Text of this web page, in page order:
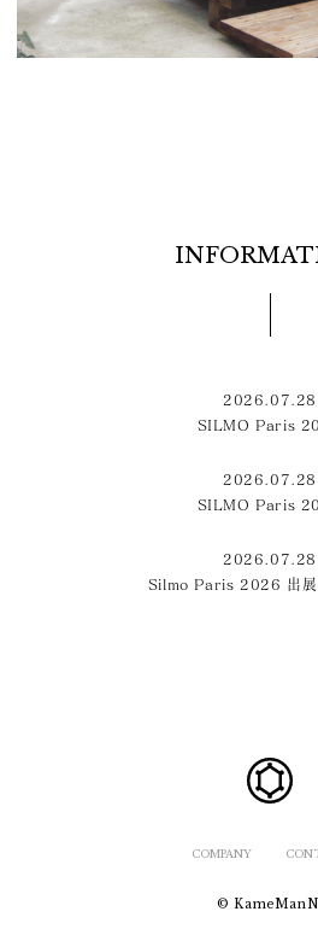
2026.07.28
SILMO Paris
2026.07.28
SILMO Paris
2026.07.28
Silmo Paris 2026 出展
COMPANY
©